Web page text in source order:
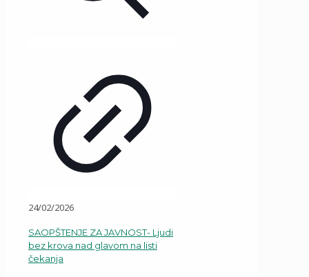
24/02/2026
SAOPŠTENJE ZA JAVNOST- Ljudi
bez krova nad glavom na listi
čekanja